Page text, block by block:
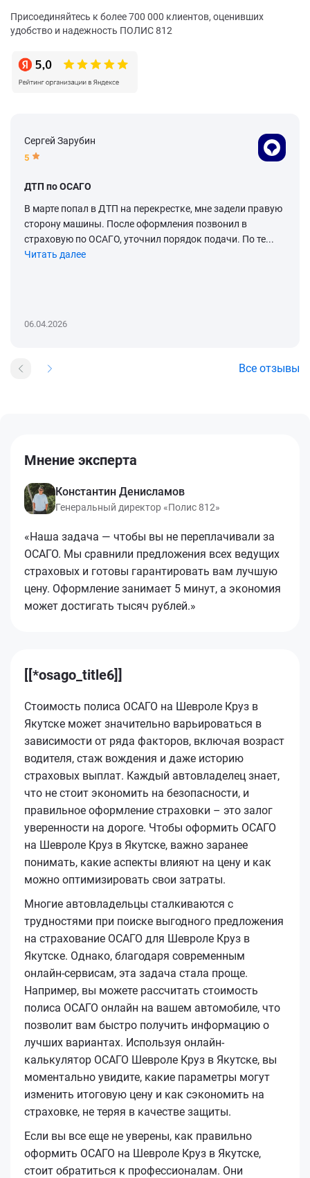
Присоединяйтесь к более 700 000 клиентов, оценивших
удобство и надежность ПОЛИС 812
Сергей Зарубин
5
ДТП по ОСАГО
В марте попал в ДТП на перекрестке, мне задели правую
сторону машины. После оформления позвонил в
страховую по ОСАГО, уточнил порядок подачи. По те...
Читать далее
06.04.2026
Все отзывы
Мнение эксперта
Константин Денисламов
Генеральный директор «Полис 812»
«Наша задача — чтобы вы не переплачивали за
ОСАГО. Мы сравнили предложения всех ведущих
страховых и готовы гарантировать вам лучшую
цену. Оформление занимает 5 минут, а экономия
может достигать тысяч рублей.»
[[*osago_title6]]
Стоимость полиса ОСАГО на Шевроле Круз в
Якутске может значительно варьироваться в
зависимости от ряда факторов, включая возраст
водителя, стаж вождения и даже историю
страховых выплат. Каждый автовладелец знает,
что не стоит экономить на безопасности, и
правильное оформление страховки – это залог
уверенности на дороге. Чтобы оформить ОСАГО
на Шевроле Круз в Якутске, важно заранее
понимать, какие аспекты влияют на цену и как
можно оптимизировать свои затраты.
Многие автовладельцы сталкиваются с
трудностями при поиске выгодного предложения
на страхование ОСАГО для Шевроле Круз в
Якутске. Однако, благодаря современным
онлайн-сервисам, эта задача стала проще.
Например, вы можете рассчитать стоимость
полиса ОСАГО онлайн на вашем автомобиле, что
позволит вам быстро получить информацию о
лучших вариантах. Используя онлайн-
калькулятор ОСАГО Шевроле Круз в Якутске, вы
моментально увидите, какие параметры могут
изменить итоговую цену и как сэкономить на
страховке, не теряя в качестве защиты.
Если вы все еще не уверены, как правильно
оформить ОСАГО на Шевроле Круз в Якутске,
стоит обратиться к профессионалам. Они